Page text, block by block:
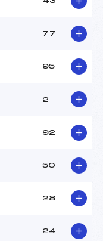
77
95
2
92
50
28
24